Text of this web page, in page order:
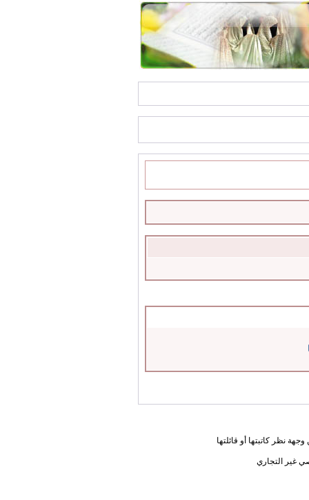
نظر كاتبتها أو قائلتها
غير التجاري